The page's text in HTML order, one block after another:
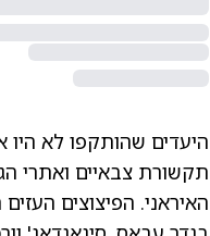
היעדים שהותקפו לא היו
תקשורת צבאיים ואתרי
האיראני. הפיצוצים